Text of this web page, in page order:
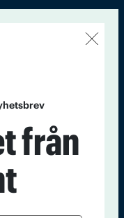
In English
från